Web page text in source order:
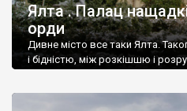
Ялта . Палац
орди
Дивне місто все таки Ялта.
і бідністю, між розкішшю і